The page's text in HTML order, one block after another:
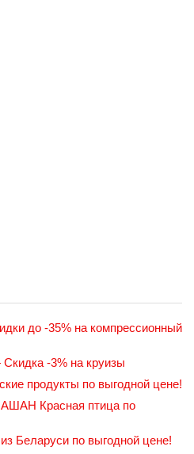
до -35% на компрессионный
-3% на круизы
продукты по выгодной цене!
Красная птица по
Беларуси по выгодной цене!